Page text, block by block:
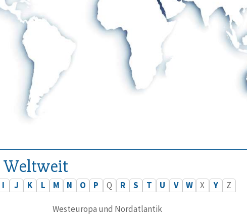
Weltweit
I J K L M N O P Q R S T U V W X Y Z
Westeuropa und Nordatlantik